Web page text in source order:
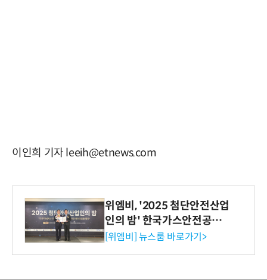
이인희 기자 leeih@etnews.com
위엠비, '2025 첨단안전산업
인의 밤' 한국가스안전공사
사장상 수상
[위엠비] 뉴스룸 바로가기>